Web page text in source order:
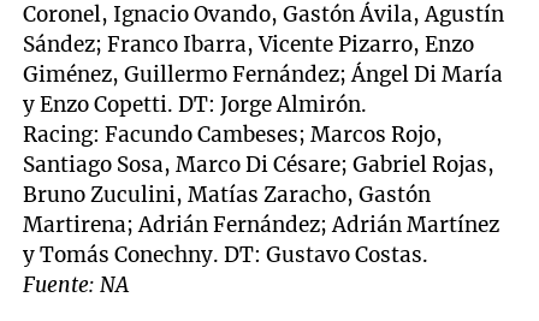
Coronel, Ignacio Ovando, Gastón Ávila, Agustín
Sández; Franco Ibarra, Vicente Pizarro, Enzo
Giménez, Guillermo Fernández; Ángel Di María
y Enzo Copetti. DT: Jorge Almirón.
Racing: Facundo Cambeses; Marcos Rojo,
Santiago Sosa, Marco Di Césare; Gabriel Rojas,
Bruno Zuculini, Matías Zaracho, Gastón
Martirena; Adrián Fernández; Adrián Martínez
y Tomás Conechny. DT: Gustavo Costas.
Fuente: NA